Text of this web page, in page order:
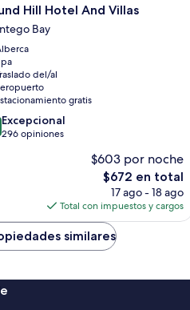
Hill Hotel And Villas
Bay
del/al
gratis
Excepcional
296 opiniones
$603 por noche
El
precio
actual
es
de
$672
$672 en total
17 ago - 18 ago
Total con impuestos y cargos
similares